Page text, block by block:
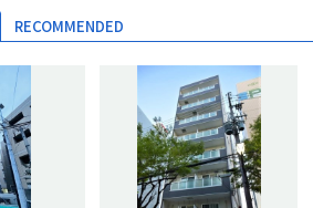
RECOMMENDED